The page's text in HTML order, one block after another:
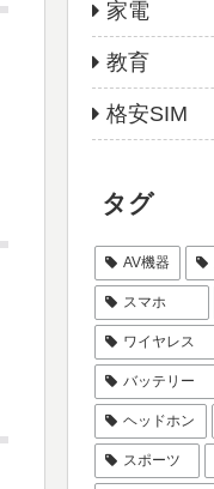
家電
教育
格安SIM
タグ
AV機器
スマホ
ワイヤレス
バッテリー
ヘッドホン
スポーツ